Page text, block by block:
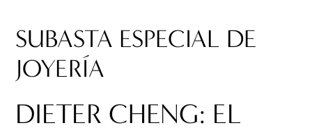
SUBASTA ESPECIAL DE
JOYERÍA
DIETER CHENG: EL